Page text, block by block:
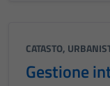
CATASTO,
Gestione